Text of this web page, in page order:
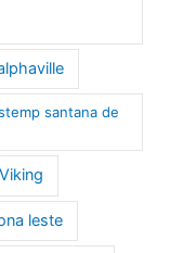
santana de
leste